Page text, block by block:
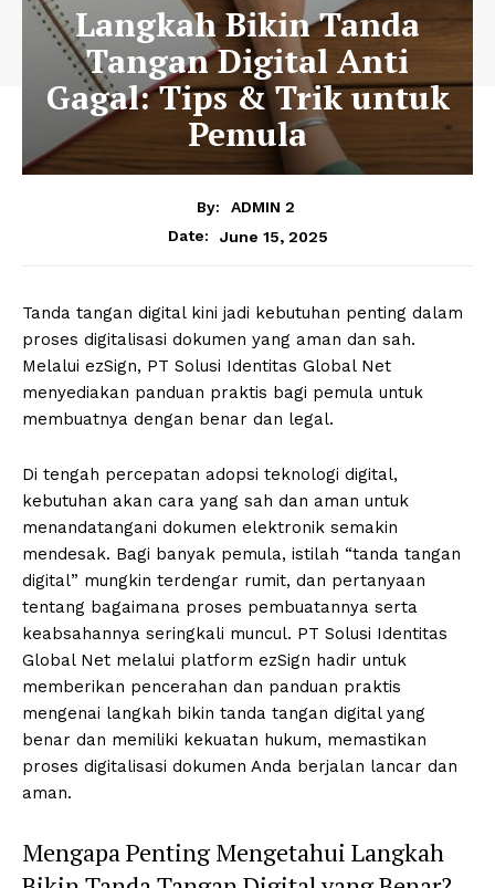
Langkah Bikin Tanda
Tangan Digital Anti
Gagal: Tips & Trik untuk
Pemula
By:
ADMIN 2
Date:
June 15, 2025
Tanda tangan digital kini jadi kebutuhan penting dalam
proses digitalisasi dokumen yang aman dan sah.
Melalui ezSign, PT Solusi Identitas Global Net
menyediakan panduan praktis bagi pemula untuk
membuatnya dengan benar dan legal.
Di tengah percepatan adopsi teknologi digital,
kebutuhan akan cara yang sah dan aman untuk
menandatangani dokumen elektronik semakin
mendesak. Bagi banyak pemula, istilah “tanda tangan
digital” mungkin terdengar rumit, dan pertanyaan
tentang bagaimana proses pembuatannya serta
keabsahannya seringkali muncul. PT Solusi Identitas
Global Net melalui platform ezSign hadir untuk
memberikan pencerahan dan panduan praktis
mengenai langkah bikin tanda tangan digital yang
benar dan memiliki kekuatan hukum, memastikan
proses digitalisasi dokumen Anda berjalan lancar dan
aman.
Mengapa Penting Mengetahui Langkah